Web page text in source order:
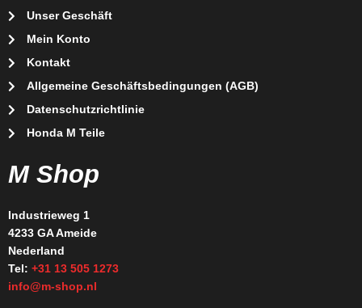
Unser Geschäft
Mein Konto
Kontakt
Allgemeine Geschäftsbedingungen (AGB)
Datenschutzrichtlinie
Honda M Teile
M Shop
Industrieweg 1
4233 GA Ameide
Nederland
Tel: +31 13 505 1273
info@m-shop.nl